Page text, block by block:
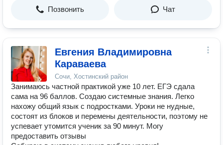
Позвонить Чат
Евгения Владимировна
Караваева
Сочи, Хостинский район
Занимаюсь частной практикой уже 10 лет. ЕГЭ сдала
сама на 96 баллов. Создаю системные знания. Легко
нахожу общий язык с подростками. Уроки не нудные,
состоят из блоков и перемены деятельности, поэтому не
успевает утомится ученик за 90 минут. Могу
предоставить отзывы